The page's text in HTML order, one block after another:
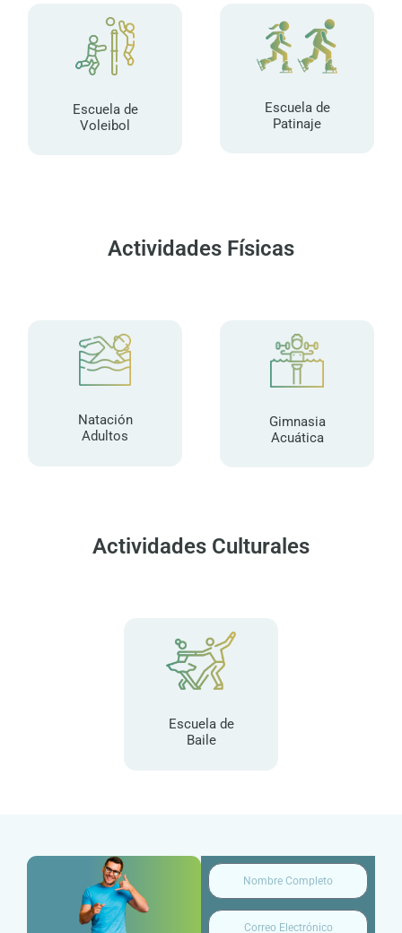
Escuela de
Voleibol
Escuela de
Patinaje
Actividades Físicas
Natación
Adultos
Gimnasia
Acuática
Actividades Culturales
Escuela de
Baile